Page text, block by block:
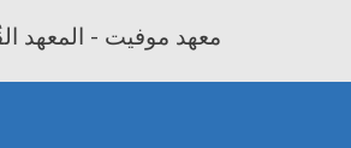
معهد موفيت - المعهد